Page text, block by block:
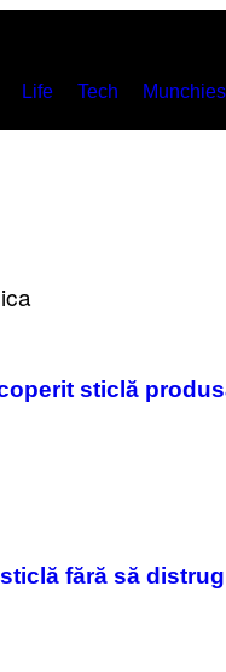
Life Tech Munchies
sticlă
fără să